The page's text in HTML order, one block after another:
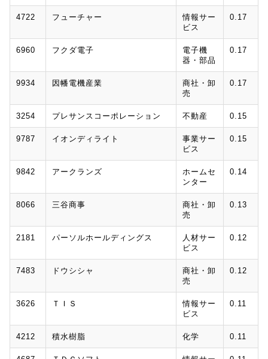
4722 フューチャー
情報サー
ビス
0.17
6960 フクダ電子
電子機
器・部品
0.17
9934 因幡電機産業
商社・卸
売
0.17
3254 プレサンスコーポレーション 不動産 0.15
9787 イオンディライト
事業サー
ビス
0.15
9842 アークランズ
ホームセ
ンター
0.14
8066 三谷商事
商社・卸
売
0.13
2181 パーソルホールディングス
人材サー
ビス
0.12
7483 ドウシシャ
商社・卸
売
0.12
3626 ＴＩＳ
情報サー
ビス
0.11
4212 積水樹脂 化学 0.11